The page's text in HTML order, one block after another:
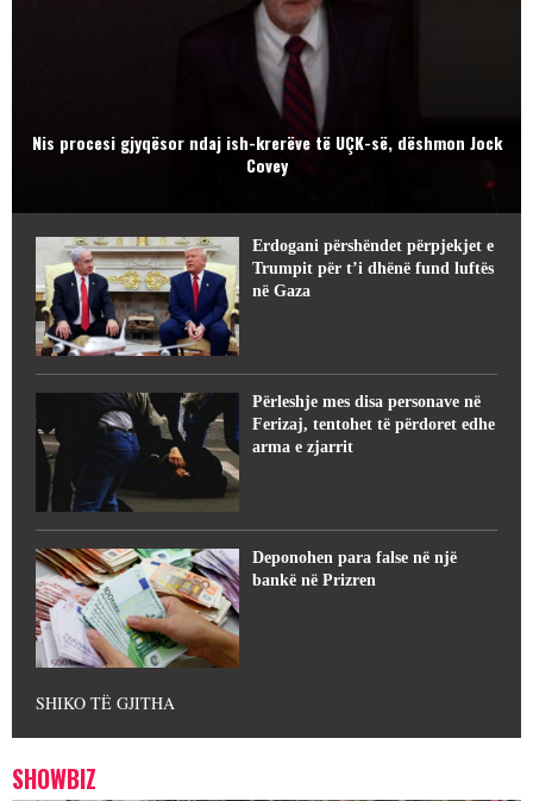
Nis procesi gjyqësor ndaj ish-krerëve të UÇK-së, dëshmon Jock
Covey
Erdogani përshëndet përpjekjet e
Trumpit për t’i dhënë fund luftës
në Gaza
Përleshje mes disa personave në
Ferizaj, tentohet të përdoret edhe
arma e zjarrit
Deponohen para false në një
bankë në Prizren
SHIKO TË GJITHA
SHOWBIZ